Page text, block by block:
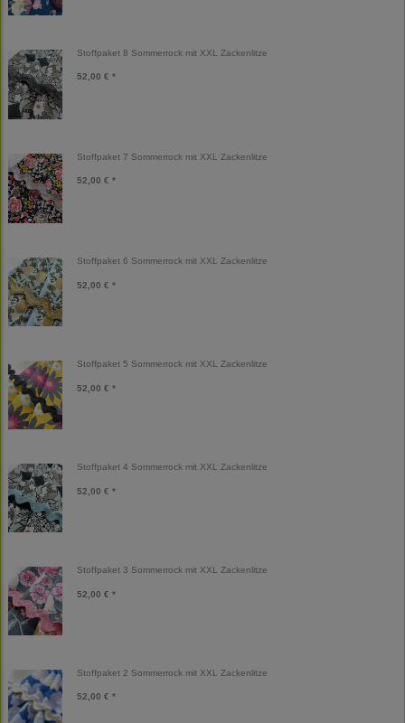
Stoffpaket 8 Sommerrock mit XXL Zackenlitze
52,00 € *
Stoffpaket 7 Sommerrock mit XXL Zackenlitze
52,00 € *
Stoffpaket 6 Sommerrock mit XXL Zackenlitze
52,00 € *
Stoffpaket 5 Sommerrock mit XXL Zackenlitze
52,00 € *
Stoffpaket 4 Sommerrock mit XXL Zackenlitze
52,00 € *
Stoffpaket 3 Sommerrock mit XXL Zackenlitze
52,00 € *
Stoffpaket 2 Sommerrock mit XXL Zackenlitze
52,00 € *